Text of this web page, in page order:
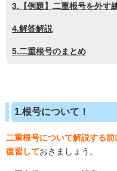
3.【例題】二重根号を外す
4.解答解説
5.二重根号のまとめ
1.根号について！
二重根号について解説する
復習しておきましょう。